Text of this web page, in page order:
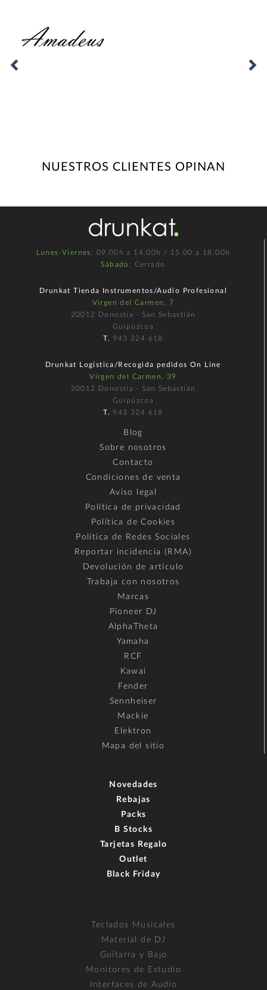
NUESTROS CLIENTES OPINAN
Lunes-Viernes : 09.00h a 14.00h / 15.00 a 18.00h
Sábado : Cerrado
Drunkat Tienda Instrumentos/Audio Profesional
Virgen del Carmen, 7
20012 Donostia - San Sebastián
Guipúzcoa
T. 943 324 618
Drunkat Logística/Recogida pedidos On Line
Virgen del Carmen, 39
20012 Donostia - San Sebastián
Guipúzcoa
T. 943 324 618
Blog
Sobre nosotros
Contacto
Condiciones de venta
Aviso legal
Política de privacidad
Política de Cookies
Política de Redes Sociales
Reportar incidencia (RMA)
Devolución de artículo
Trabaja con nosotros
Marcas
Pioneer DJ
AlphaTheta
Yamaha
RCF
Kawai
Fender
Sennheiser
Mackie
Elektron
Mapa del sitio
Novedades
Rebajas
Packs
B Stocks
Tarjetas Regalo
Outlet
Black Friday
Teclados Musicales
Material de DJ
Guitarra y Bajo
Monitores de Estudio
Interfaces de Audio